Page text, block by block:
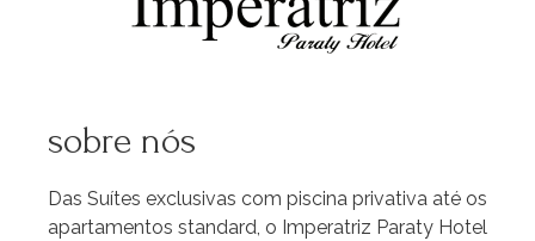
sobre nós
Das Suítes exclusivas com piscina privativa até os
apartamentos standard, o Imperatriz Paraty Hotel